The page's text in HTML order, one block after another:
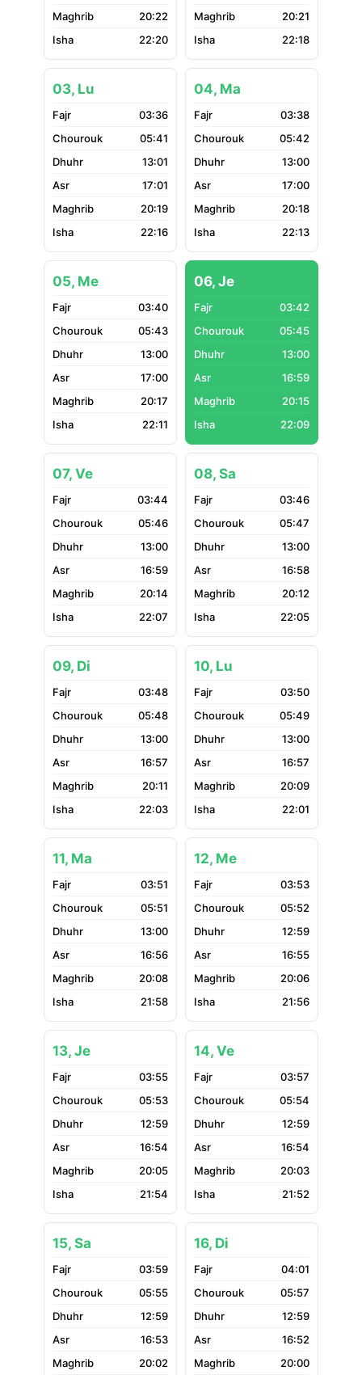
20:22
22:20
20:21
22:18
03, Lu
03:36
05:41
13:01
17:01
20:19
22:16
04, Ma
03:38
05:42
13:00
17:00
20:18
22:13
05, Me
03:40
05:43
13:00
17:00
20:17
22:11
06, Je
03:42
05:45
13:00
16:59
20:15
22:09
07, Ve
03:44
05:46
13:00
16:59
20:14
22:07
08, Sa
03:46
05:47
13:00
16:58
20:12
22:05
09, Di
03:48
05:48
13:00
16:57
20:11
22:03
10, Lu
03:50
05:49
13:00
16:57
20:09
22:01
11, Ma
03:51
05:51
13:00
16:56
20:08
21:58
12, Me
03:53
05:52
12:59
16:55
20:06
21:56
13, Je
03:55
05:53
12:59
16:54
20:05
21:54
14, Ve
03:57
05:54
12:59
16:54
20:03
21:52
15, Sa
03:59
05:55
12:59
16:53
20:02
16, Di
04:01
05:57
12:59
16:52
20:00